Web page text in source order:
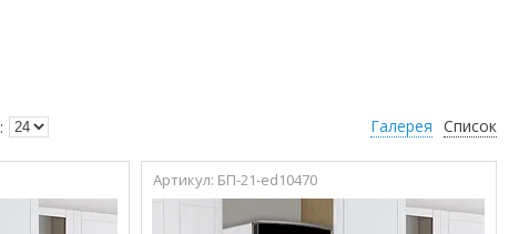
Галерея Список
БП-21-ed10470